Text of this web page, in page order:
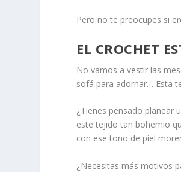
Pero no te preocupes si
EL CROCHET
No vamos a vestir las
sofá para adornar… Esta
¿Tienes pensado planear
este tejido tan bohemio
con ese tono de piel
¿Necesitas más motivos